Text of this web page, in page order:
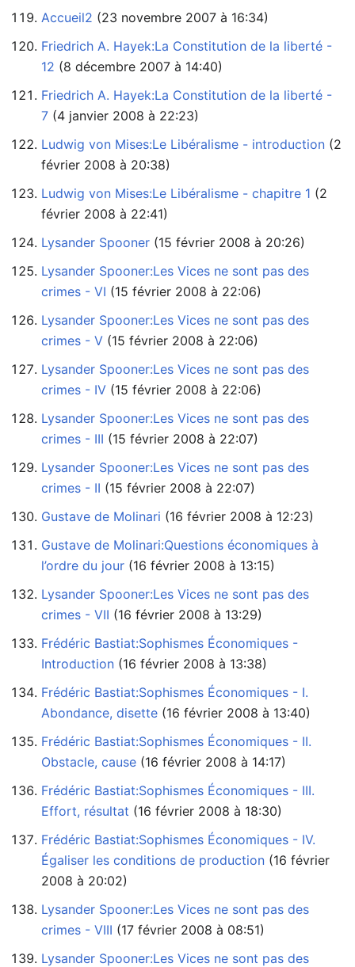
Accueil2 ‏‎ (23 novembre 2007 à 16:34)
Friedrich A. Hayek:La Constitution de la liberté -
12 ‏‎ (8 décembre 2007 à 14:40)
Friedrich A. Hayek:La Constitution de la liberté -
7 ‏‎ (4 janvier 2008 à 22:23)
Ludwig von Mises:Le Libéralisme - introduction
février 2008 à 20:38)
Ludwig von Mises:Le Libéralisme - chapitre 1
février 2008 à 22:41)
Lysander Spooner ‏‎ (15 février 2008 à 20:26)
Lysander Spooner:Les Vices ne sont pas des
crimes - VI ‏‎ (15 février 2008 à 22:06)
Lysander Spooner:Les Vices ne sont pas des
crimes - V ‏‎ (15 février 2008 à 22:06)
Lysander Spooner:Les Vices ne sont pas des
crimes - IV ‏‎ (15 février 2008 à 22:06)
Lysander Spooner:Les Vices ne sont pas des
crimes - III ‏‎ (15 février 2008 à 22:07)
Lysander Spooner:Les Vices ne sont pas des
crimes - II ‏‎ (15 février 2008 à 22:07)
Gustave de Molinari ‏‎ (16 février 2008 à 12:23)
Gustave de Molinari:Questions économiques à
l’ordre du jour ‏‎ (16 février 2008 à 13:15)
Lysander Spooner:Les Vices ne sont pas des
crimes - VII ‏‎ (16 février 2008 à 13:29)
Frédéric Bastiat:Sophismes Économiques -
Introduction ‏‎ (16 février 2008 à 13:38)
Frédéric Bastiat:Sophismes Économiques - I.
Abondance, disette ‏‎ (16 février 2008 à 13:40)
Frédéric Bastiat:Sophismes Économiques - II.
Obstacle, cause ‏‎ (16 février 2008 à 14:17)
Frédéric Bastiat:Sophismes Économiques - III.
Effort, résultat ‏‎ (16 février 2008 à 18:30)
Frédéric Bastiat:Sophismes Économiques - IV.
Égaliser les conditions de production
2008 à 20:02)
Lysander Spooner:Les Vices ne sont pas des
crimes - VIII ‏‎ (17 février 2008 à 08:51)
Lysander Spooner:Les Vices ne sont pas des